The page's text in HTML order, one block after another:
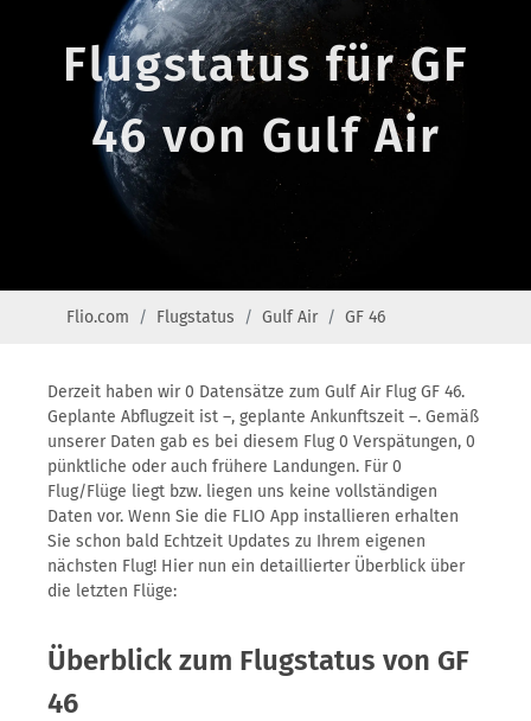
Flugstatus für GF
46 von Gulf Air
Flio.com Flugstatus Gulf Air GF 46
Derzeit haben wir 0 Datensätze zum Gulf Air Flug GF 46.
Geplante Abflugzeit ist –, geplante Ankunftszeit –. Gemäß
unserer Daten gab es bei diesem Flug 0 Verspätungen, 0
pünktliche oder auch frühere Landungen. Für 0
Flug/Flüge liegt bzw. liegen uns keine vollständigen
Daten vor. Wenn Sie die FLIO App installieren erhalten
Sie schon bald Echtzeit Updates zu Ihrem eigenen
nächsten Flug! Hier nun ein detaillierter Überblick über
die letzten Flüge:
Überblick zum Flugstatus von GF
46